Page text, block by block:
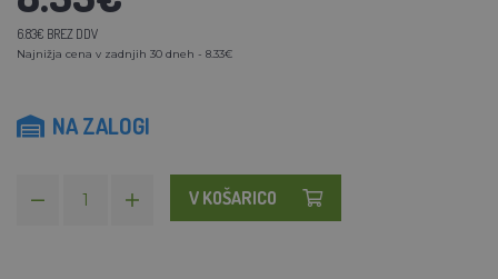
6.83€ BREZ DDV
Najnižja cena v zadnjih 30 dneh - 8.33€
NA ZALOGI
V KOŠARICO